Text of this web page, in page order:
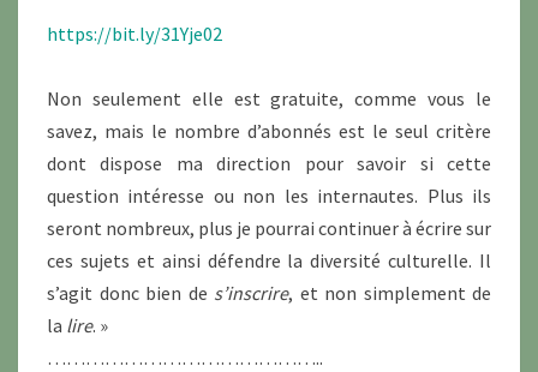
https://bit.ly/31Yje02
Non seulement elle est gratuite, comme vous le
savez, mais le nombre d’abonnés est le seul critère
dont dispose ma direction pour savoir si cette
question intéresse ou non les internautes. Plus ils
seront nombreux, plus je pourrai continuer à écrire sur
ces sujets et ainsi défendre la diversité culturelle. Il
s’agit donc bien de s’inscrire, et non simplement de
la lire. »
……………………………………..